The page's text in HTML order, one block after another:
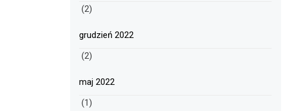
(2)
grudzień 2022
(2)
maj 2022
(1)